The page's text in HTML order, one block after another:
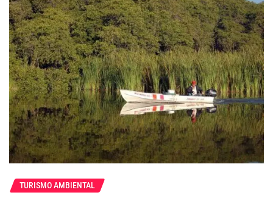
TURISMO AMBIENTAL